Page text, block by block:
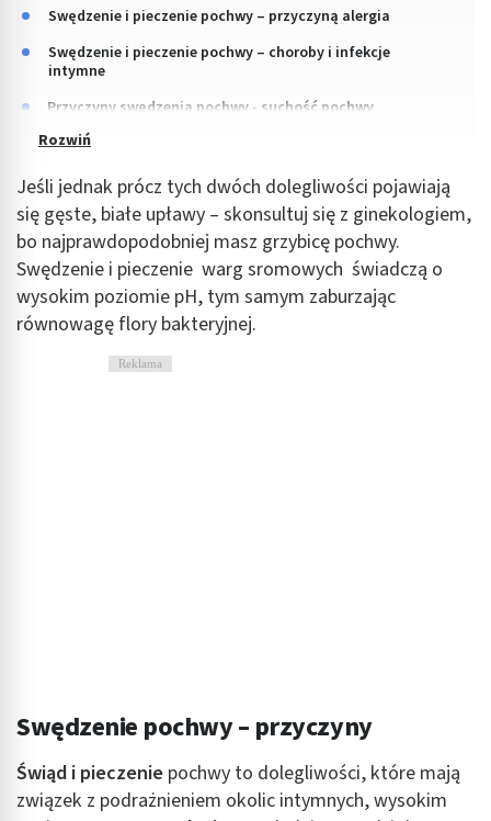
Swędzenie i pieczenie pochwy – przyczyną alergia
Swędzenie i pieczenie pochwy – choroby i infekcje
intymne
Przyczyny swędzenia pochwy - suchość pochwy
Jeśli jednak prócz tych dwóch dolegliwości pojawiają
się gęste, białe upławy – skonsultuj się z ginekologiem,
bo najprawdopodobniej masz grzybicę pochwy.
Swędzenie i pieczenie warg sromowych świadczą o
wysokim poziomie pH, tym samym zaburzając
równowagę flory bakteryjnej.
Reklama
Swędzenie pochwy – przyczyny
Świąd i pieczenie pochwy to dolegliwości, które mają
związek z podrażnieniem okolic intymnych, wysokim